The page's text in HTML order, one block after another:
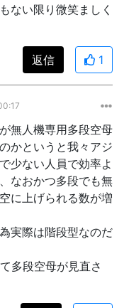
ない限り微笑ましく
返信 1
無人機専用多段空母
かというと我々アジ
少ない人員で効率よ
なおかつ多段でも無
に上げられる数が増
実際は階段型なのだ
多段空母が見直さ